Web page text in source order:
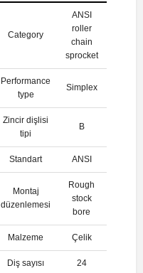
Category
ANSI
roller
chain
sprocket
Performance
type
Simplex
Zincir dişlisi
tipi
B
Standart ANSI
Montaj
düzenlemesi
Rough
stock
bore
Malzeme Çelik
Diş sayısı 24